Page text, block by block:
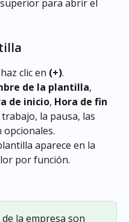
para abrir el
clic en (+).
de la plantilla,
de inicio, Hora de fin
la pausa, las
aparece en la
por función.
la empresa son